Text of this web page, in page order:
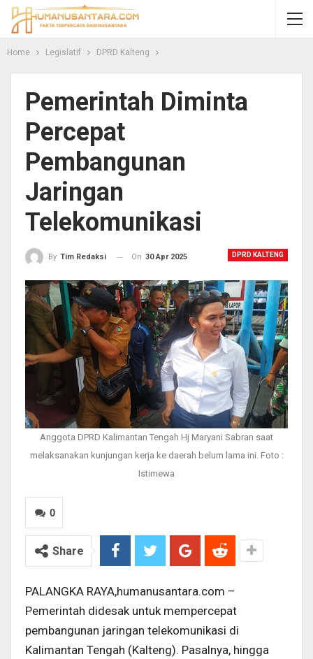
Home Legislatif DPRD Kalteng
Pemerintah Diminta
Percepat
Pembangunan
Jaringan
Telekomunikasi
DPRD KALTENG
By Tim Redaksi On 30 Apr 2025
Anggota DPRD Kalimantan Tengah Hj Maryani Sabran saat
melaksanakan kunjungan kerja ke daerah belum lama ini. Foto :
Istimewa
0
Share
PALANGKA RAYA,humanusantara.com –
Pemerintah didesak untuk mempercepat
pembangunan jaringan telekomunikasi di
Kalimantan Tengah (Kalteng). Pasalnya, hingga